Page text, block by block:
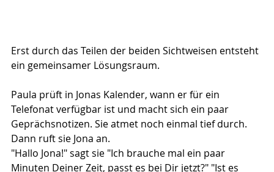
Erst durch das Teilen der beiden Sichtweisen entsteht
ein gemeinsamer Lösungsraum.
Paula prüft in Jonas Kalender, wann er für ein
Telefonat verfügbar ist und macht sich ein paar
Geprächsnotizen. Sie atmet noch einmal tief durch.
Dann ruft sie Jona an.
"Hallo Jona!" sagt sie "Ich brauche mal ein paar
Minuten Deiner Zeit, passt es bei Dir jetzt?" "Ist es